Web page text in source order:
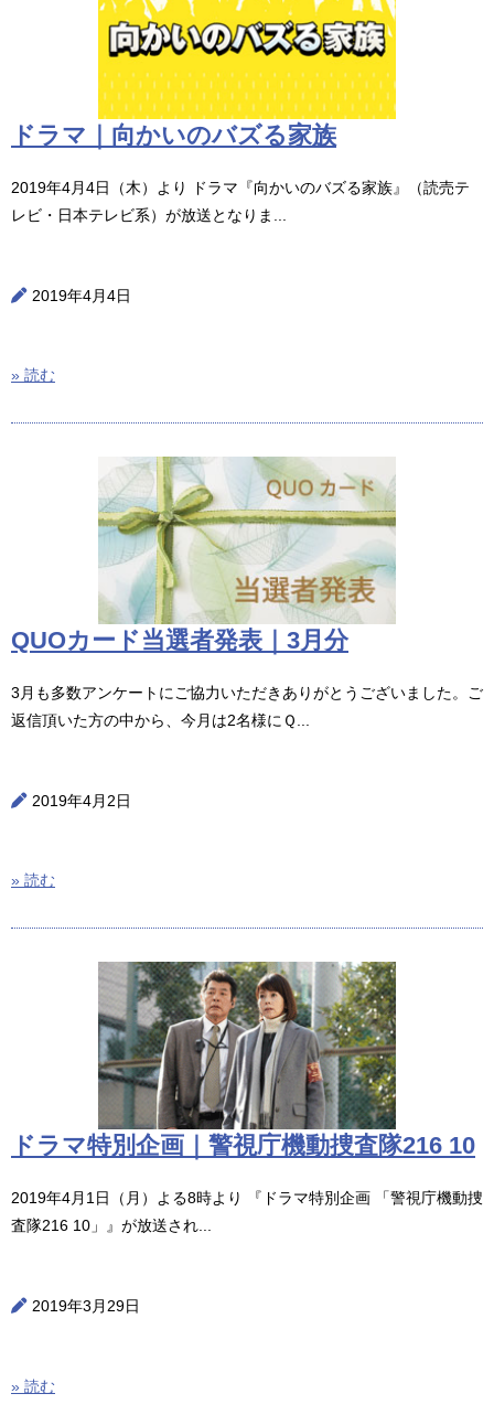
ドラマ｜向かいのバズる家族
2019年4月4日（木）より ドラマ『向かいのバズる家族』（読売テ
レビ・日本テレビ系）が放送となりま...
2019年4月4日
» 読む
QUOカード当選者発表｜3月分
3月も多数アンケートにご協力いただきありがとうございました。ご
返信頂いた方の中から、今月は2名様にＱ...
2019年4月2日
» 読む
ドラマ特別企画｜警視庁機動捜査隊216 10
2019年4月1日（月）よる8時より 『ドラマ特別企画 「警視庁機動捜
査隊216 10」』が放送され...
2019年3月29日
» 読む